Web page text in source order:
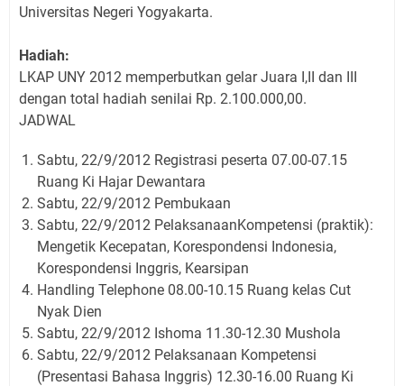
Universitas Negeri Yogyakarta.
Hadiah:
LKAP UNY 2012 memperbutkan gelar Juara I,II dan III
dengan total hadiah senilai Rp. 2.100.000,00.
JADWAL
Sabtu, 22/9/2012 Registrasi peserta 07.00-07.15
Ruang Ki Hajar Dewantara
Sabtu, 22/9/2012 Pembukaan
Sabtu, 22/9/2012 PelaksanaanKompetensi (praktik):
Mengetik Kecepatan, Korespondensi Indonesia,
Korespondensi Inggris, Kearsipan
Handling Telephone 08.00-10.15 Ruang kelas Cut
Nyak Dien
Sabtu, 22/9/2012 Ishoma 11.30-12.30 Mushola
Sabtu, 22/9/2012 Pelaksanaan Kompetensi
(Presentasi Bahasa Inggris) 12.30-16.00 Ruang Ki